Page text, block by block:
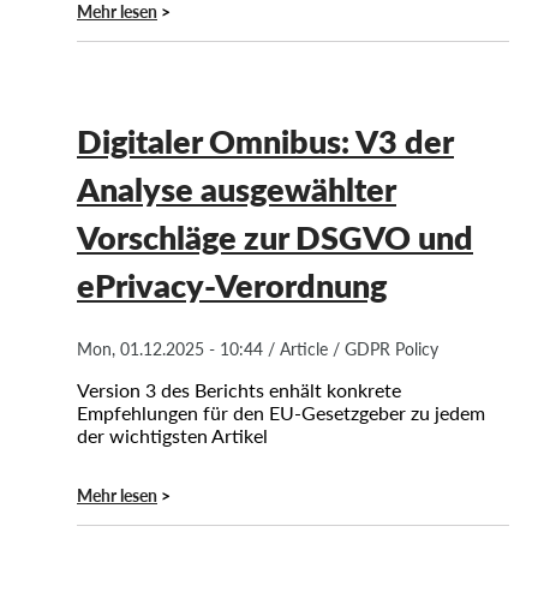
Mehr lesen
Digitaler Omnibus: V3 der
Analyse ausgewählter
Vorschläge zur DSGVO und
ePrivacy-Verordnung
Mon, 01.12.2025 - 10:44 / Article / GDPR Policy
Version 3 des Berichts enhält konkrete
Empfehlungen für den EU-Gesetzgeber zu jedem
der wichtigsten Artikel
Mehr lesen